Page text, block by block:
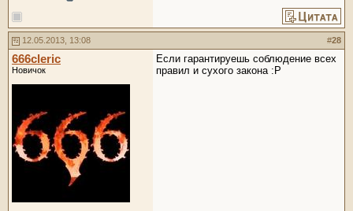
12.05.2013, 13:08 #28
666cleric
Новичок
Если гарантируешь соблюдение всех
правил и сухого закона :Р